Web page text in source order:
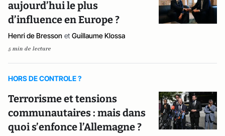
aujourd’hui le plus
d’influence en Europe ?
Henri de Bresson et Guillaume Klossa
5 min de lecture
HORS DE CONTROLE ?
Terrorisme et tensions
communautaires : mais dans
quoi s’enfonce l’Allemagne ?